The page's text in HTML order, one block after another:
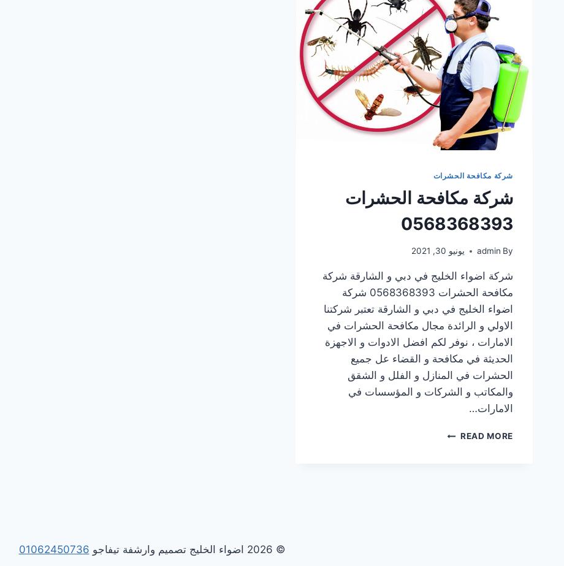
شركة مكافحة الحشرات
شركة مكافحة الحشرات
0568368393
By
admin يونيو 30, 2021
شركة اضواء الخليج في دبي و الشارقة شركة
مكافحة الحشرات 0568368393 شركة
اضواء الخليج في دبي و الشارقة تعتبر شركتنا
الاولي و الرائدة مجال مكافحة الحشرات في
الامارات ، نوفر لكم افضل الادوات و الاجهزة
الحديثة في مكافحة و القضاء عل جميع
الحشرات في المنازل و الفلل و الشقق
والمكاتب و الشركات و المؤسسات في
الامارات…
READ MORE
© 2026 اضواء الخليج تصميم وارشفة تيفاجو 01062450736